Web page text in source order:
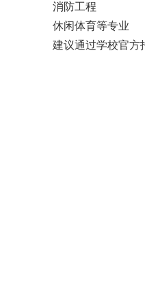
消防工程
休闲体育等专业
建议通过学校官方